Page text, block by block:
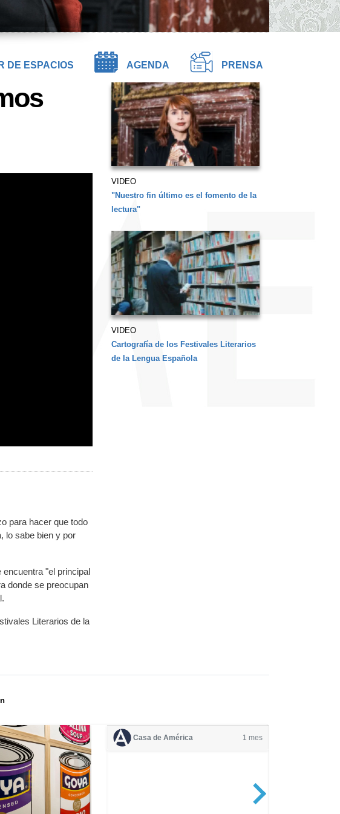
DE ESPACIOS AGENDA PRENSA
para hacer que todo
lo sabe bien y por
"el principal
donde se preocupan
Literarios de la
VIDEO
"Nuestro fin último es el fomento de la
lectura"
VIDEO
Cartografía de los Festivales Literarios
de la Lengua Española
Casa de América 1 mes